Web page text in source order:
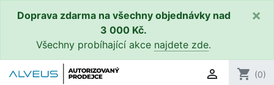
Doprava zdarma na všechny objednávky nad
3 000 Kč.
Všechny probíhající akce najdete zde.
×
 shopping_cart (0)